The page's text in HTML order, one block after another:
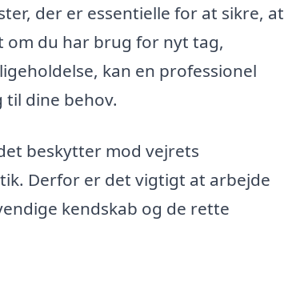
der er essentielle for at sikre, at
om du har brug for nyt tag,
kan en professionel
dine behov.
beskytter mod vejrets
Derfor er det vigtigt at arbejde
kendskab og de rette